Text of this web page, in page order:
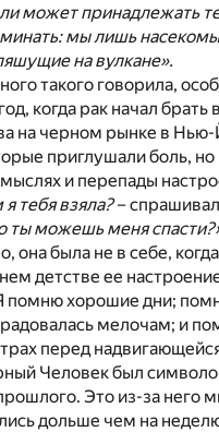
может принадлежать
мы лишь
на вулкане».
такого говорила,
когда рак начал
на черном рынке в
приглушали боль,
и перепады
тебя взяла?–
ты можешь меня
она была не в себе,
детстве ее
помню хорошие дни;
мелочам; и
перед
Человек был
Это из-за него
дольше чем на